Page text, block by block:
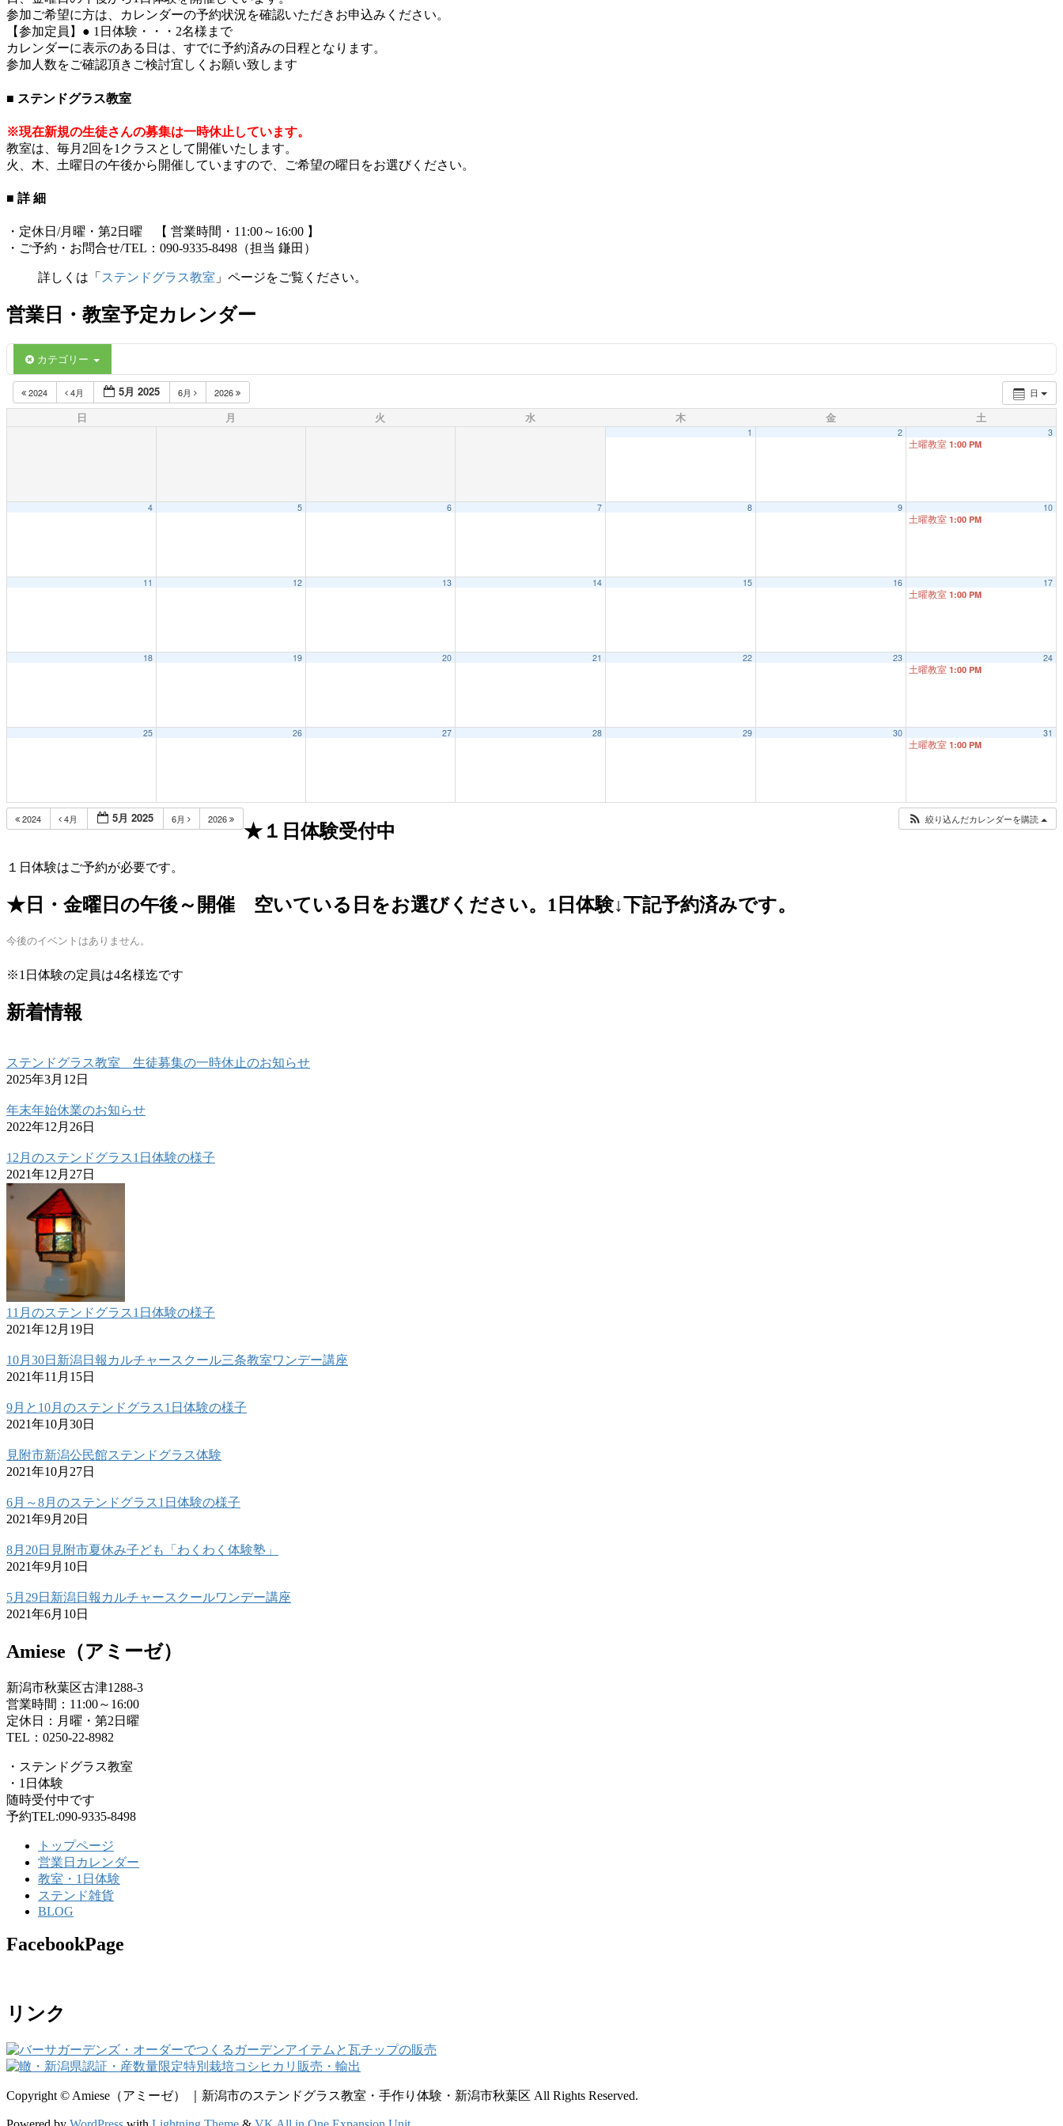
参加ご希望に方は、カレンダーの予約状況を確認いただきお申込みください。
【参加定員】● 1日体験・・・2名様まで
カレンダーに表示のある日は、すでに予約済みの日程となります。
参加人数をご確認頂きご検討宜しくお願い致します
■ ステンドグラス教室
※現在新規の生徒さんの募集は一時休止しています。
教室は、毎月2回を1クラスとして開催いたします。
火、木、土曜日の午後から開催していますので、ご希望の曜日をお選びください。
■ 詳 細
・定休日/月曜・第2日曜 【 営業時間・11:00～16:00 】
・ご予約・お問合せ/TEL：090-9335-8498（担当 鎌田）
詳しくは「 ステンドグラス教室 」ページをご覧ください。
営業日・教室予定カレンダー
カテゴリー
日
2024 4月 5月 2025 6月 2026
日 月 火 水 木 金 土
1 2 3
土曜教室 1:00 PM
4 5 6 7 8 9 10
土曜教室 1:00 PM
11 12 13 14 15 16 17
土曜教室 1:00 PM
18 19 20 21 22 23 24
土曜教室 1:00 PM
25 26 27 28 29 30 31
土曜教室 1:00 PM
2024 4月 5月 2025 6月 2026 絞り込んだカレンダーを購読
★１日体験受付中
１日体験はご予約が必要です。
★日・金曜日の午後～開催 空いている日をお選びください。1日体験↓下記予約済みです。
今後のイベントはありません。
※1日体験の定員は4名様迄です
新着情報
ステンドグラス教室 生徒募集の一時休止のお知らせ
2025年3月12日
年末年始休業のお知らせ
2022年12月26日
12月のステンドグラス1日体験の様子
2021年12月27日
11月のステンドグラス1日体験の様子
2021年12月19日
10月30日新潟日報カルチャースクール三条教室ワンデー講座
2021年11月15日
9月と10月のステンドグラス1日体験の様子
2021年10月30日
見附市新潟公民館ステンドグラス体験
2021年10月27日
6月～8月のステンドグラス1日体験の様子
2021年9月20日
8月20日見附市夏休み子ども「わくわく体験塾」
2021年9月10日
5月29日新潟日報カルチャースクールワンデー講座
2021年6月10日
Amiese（アミーゼ）
新潟市秋葉区古津1288-3
営業時間：11:00～16:00
定休日：月曜・第2日曜
TEL：0250-22-8982
・ステンドグラス教室
・1日体験
随時受付中です
予約TEL:090-9335-8498
トップページ
営業日カレンダー
教室・1日体験
ステンド雑貨
BLOG
FacebookPage
リンク
Copyright © Amiese（アミーゼ） ｜新潟市のステンドグラス教室・手作り体験・新潟市秋葉区 All Rights Reserved.